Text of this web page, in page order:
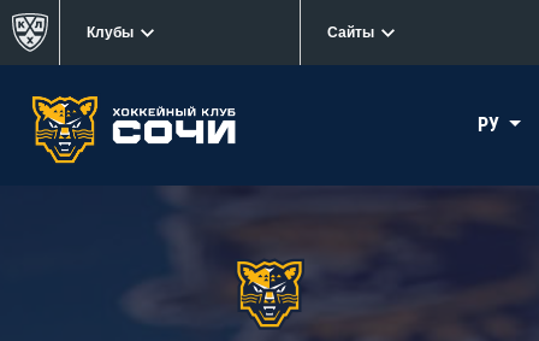
Клубы Сайты
РУ